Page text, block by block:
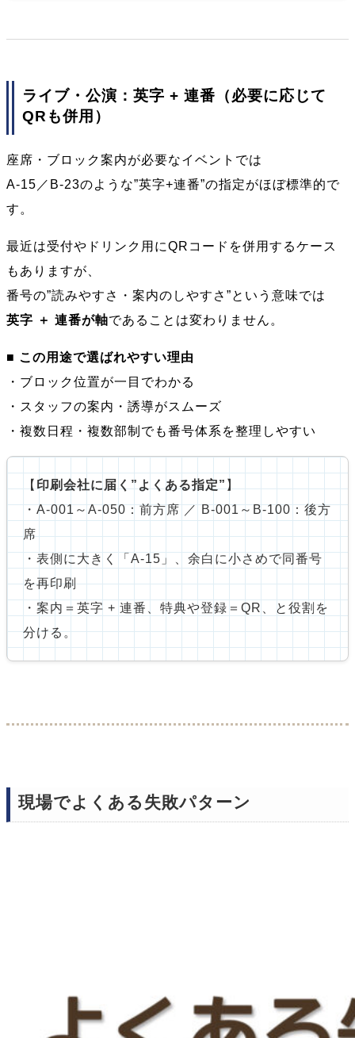
ライブ・公演：英字 + 連番（必要に応じて
QRも併用）
座席・ブロック案内が必要なイベントでは
A-15／B-23のような”英字+連番”の指定がほぼ標準的で
す。
最近は受付やドリンク用にQRコードを併用するケース
もありますが、
番号の”読みやすさ・案内のしやすさ”という意味では
英字 ＋ 連番が軸であることは変わりません。
■ この用途で選ばれやすい理由
・ブロック位置が一目でわかる
・スタッフの案内・誘導がスムーズ
・複数日程・複数部制でも番号体系を整理しやすい
【 印刷会社に届く”よくある指定” 】
・A-001～A-050：前方席 ／ B-001～B-100：後方
席
・表側に大きく「A-15」、余白に小さめで同番号
を再印刷
・案内＝英字 + 連番、特典や登録＝QR、と役割を
分ける。
現場でよくある失敗パターン